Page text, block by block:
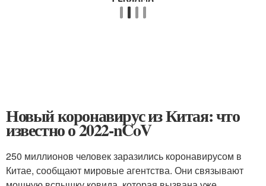
Новый коронавирус из Китая: что
известно о 2022-nCoV
250 миллионов человек заразились коронавирусом в
Китае, сообщают мировые агентства. Они связывают